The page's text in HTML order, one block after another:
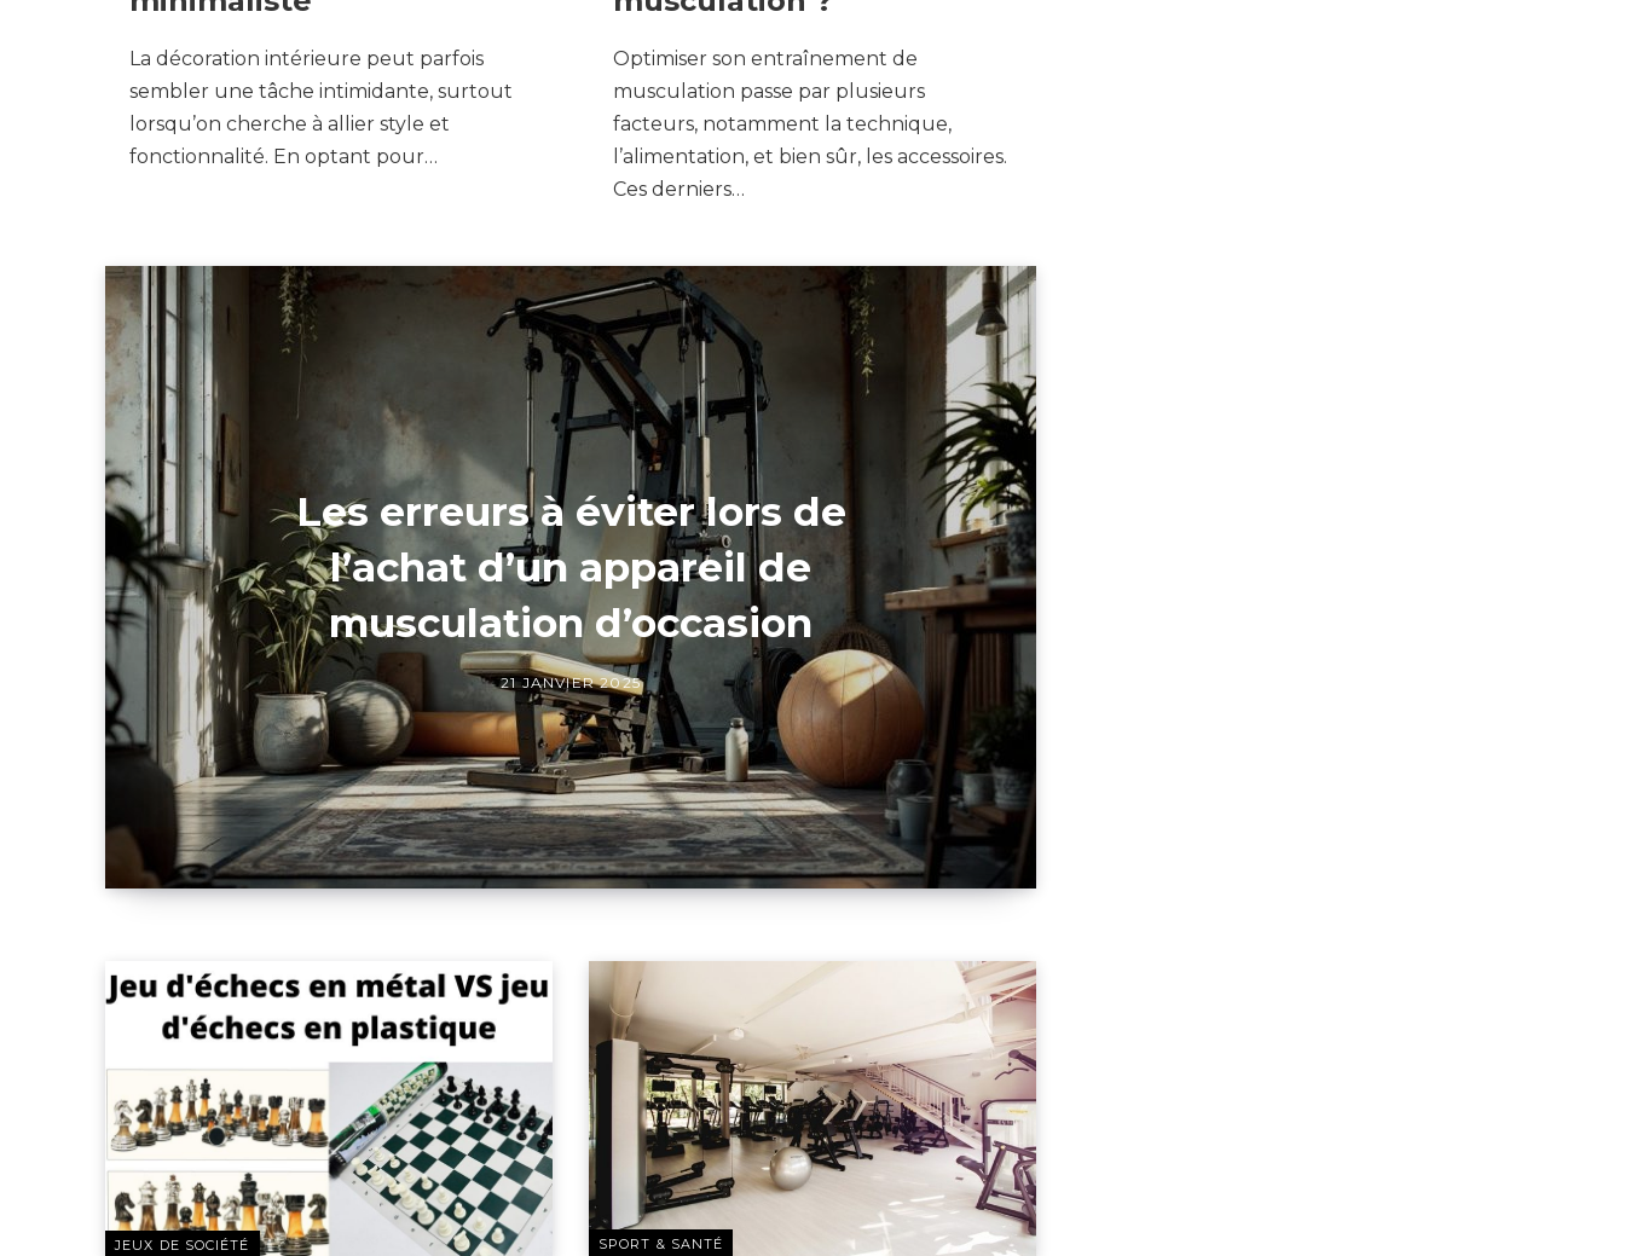
La décoration intérieure peut parfois
sembler une tâche intimidante, surtout
lorsqu’on cherche à allier style et
fonctionnalité. En optant pour…
Optimiser son entraînement de
musculation passe par plusieurs
facteurs, notamment la technique,
l’alimentation, et bien sûr, les accessoires.
Ces derniers…
Les erreurs à éviter lors de
l’achat d’un appareil de
musculation d’occasion
21 JANVIER 2025
JEUX DE SOCIÉTÉ SPORT & SANTÉ